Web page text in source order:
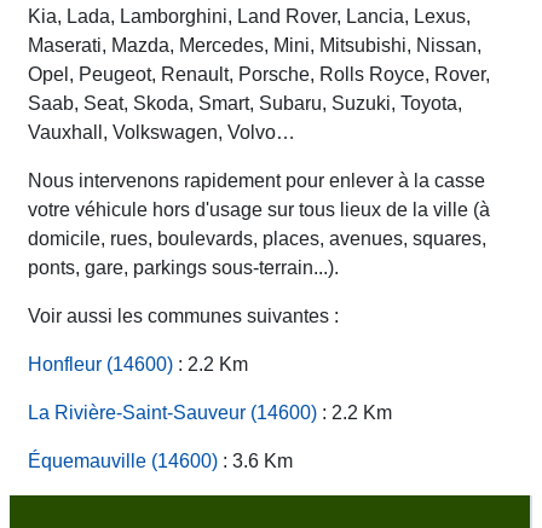
Kia, Lada, Lamborghini, Land Rover, Lancia, Lexus,
Maserati, Mazda, Mercedes, Mini, Mitsubishi, Nissan,
Opel, Peugeot, Renault, Porsche, Rolls Royce, Rover,
Saab, Seat, Skoda, Smart, Subaru, Suzuki, Toyota,
Vauxhall, Volkswagen, Volvo…
Nous intervenons rapidement pour enlever à la casse
votre véhicule hors d'usage sur tous lieux de la ville (à
domicile, rues, boulevards, places, avenues, squares,
ponts, gare, parkings sous-terrain...).
Voir aussi les communes suivantes :
Honfleur (14600) : 2.2 Km
La Rivière-Saint-Sauveur (14600) : 2.2 Km
Équemauville (14600) : 3.6 Km